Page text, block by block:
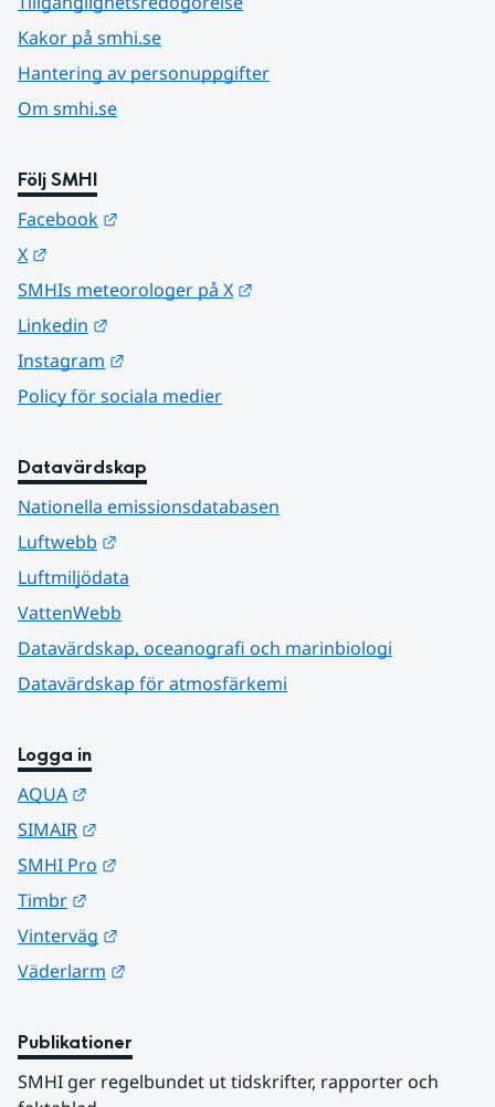
Kakor på smhi.se
Hantering av personuppgifter
Om smhi.se
Följ SMHI
Facebook
X
SMHIs meteorologer på X
Linkedin
Instagram
Policy för sociala medier
Datavärdskap
Nationella emissionsdatabasen
Luftwebb
Luftmiljödata
VattenWebb
Datavärdskap, oceanografi och marinbiologi
Datavärdskap för atmosfärkemi
Logga in
AQUA
SIMAIR
SMHI Pro
Timbr
Vinterväg
Väderlarm
Publikationer
SMHI ger regelbundet ut tidskrifter, rapporter och